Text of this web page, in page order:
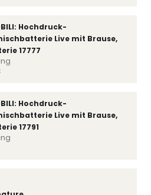
Hochdruck-
Live mit Brause,
17777
Hochdruck-
Live mit Brause,
17791